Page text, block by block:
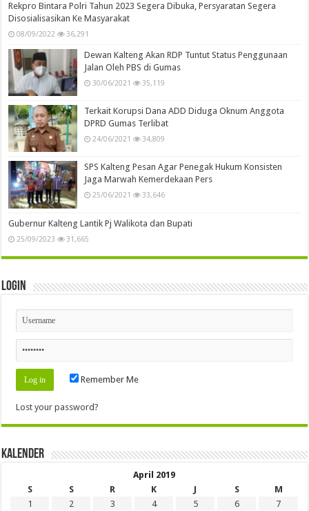
Rekpro Bintara Polri Tahun 2023 Segera Dibuka, Persyaratan Segera
Disosialisasikan Ke Masyarakat
08/09/2022 36,291
Dewan Kalteng Akan RDP Tuntut Status Penggunaan
Jalan Oleh PBS di Gumas
30/06/2021 35,119
Terkait Korupsi Dana ADD Diduga Oknum Anggota
DPRD Gumas Terlibat
24/06/2021 34,809
SPS Kalteng Pesan Agar Penegak Hukum Konsisten
Jaga Marwah Kemerdekaan Pers
25/06/2021 33,646
Gubernur Kalteng Lantik Pj Walikota dan Bupati
25/09/2023 31,665
Login
Remember Me
Lost your password?
Kalender
April 2019
S
S R K J S
M
1
2 3 4 5 6
7